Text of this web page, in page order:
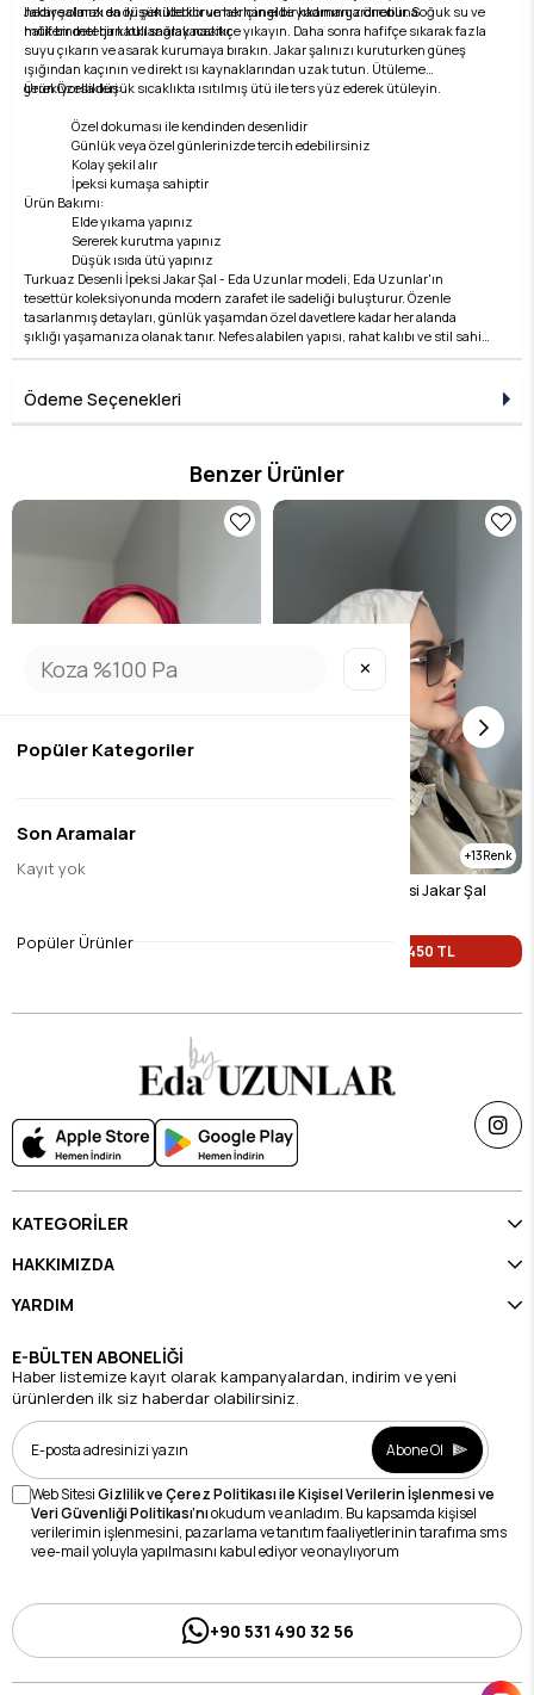
hediye olarak da düşünülebilir ve herhangi bir kadının gardırobuna
mükemmel bir katkı sağlayacaktır.
Jakar şalınızı en iyi şekilde korumak için elde yıkamanız önerilir. Soğuk su ve
hafif bir deterjan kullanarak nazikçe yıkayın. Daha sonra hafifçe sıkarak fazla
suyu çıkarın ve asarak kurumaya bırakın. Jakar şalınızı kuruturken güneş
ışığından kaçının ve direkt ısı kaynaklarından uzak tutun. Ütüleme
gerekiyorsa düşük sıcaklıkta ısıtılmış ütü ile ters yüz ederek ütüleyin.
Ürün Özellikleri:
Özel dokuması ile kendinden desenlidir
Günlük veya özel günlerinizde tercih edebilirsiniz
Kolay şekil alır
İpeksi kumaşa sahiptir
Ürün Bakımı:
Elde yıkama yapınız
Sererek kurutma yapınız
Düşük ısıda ütü yapınız
Turkuaz Desenli İpeksi Jakar Şal - Eda Uzunlar modeli, Eda Uzunlar'ın
tesettür koleksiyonunda modern zarafet ile sadeliği buluşturur. Özenle
tasarlanmış detayları, günlük yaşamdan özel davetlere kadar her alanda
şıklığı yaşamanıza olanak tanır. Nefes alabilen yapısı, rahat kalıbı ve stil sahibi
çizgileri ile hem konforlu hem de zarif bir kullanım sunar. Kumaş kalitesi, Eda
isteyen kadınlar için ideal bir tercihtir. Koleksiyonun her bir parçası, zamansız
şıklığın temsilcisidir ve her kombine değer katar. Şıklığı detaylarda arayanlara
özel bu ürün, Eda Uzunlar estetiğini dolabınıza taşır.
Ödeme Seçenekleri
Benzer Ürünler
Tek Fiyat 450 TL
13
Açık Bej Desenli İpeksi Jakar Şal
Tek Fiyat 450 TL
KATEGORİLER
HAKKIMIZDA
YARDIM
E-BÜLTEN ABONELİĞİ
Haber listemize kayıt olarak kampanyalardan, indirim ve yeni
ürünlerden ilk siz haberdar olabilirsiniz.
Abone Ol
Web SitesiGizlilik ve Çerez Politikası ile Kişisel Verilerin İşlenmesi ve
Veri Güvenliği Politikası’nıokudum ve anladım. Bu kapsamda kişisel
verilerimin işlenmesini, pazarlama ve tanıtım faaliyetlerinin tarafıma sms
ve e-mail yoluyla yapılmasını kabul ediyor ve onaylıyorum
+90 531 490 32 56
✕
Popüler Kategoriler
Son Aramalar
Kayıt yok
Popüler Ürünler